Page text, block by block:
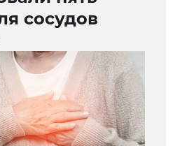
сосудов